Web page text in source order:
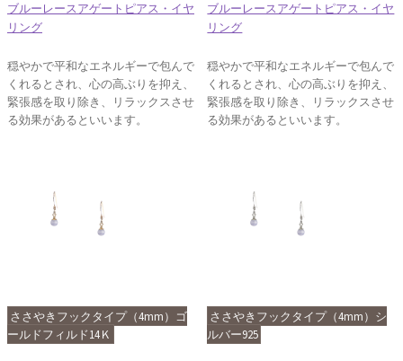
ブルーレースアゲートピアス・イヤ
リング
穏やかで平和なエネルギーで包んで
くれるとされ、心の高ぶりを抑え、
緊張感を取り除き、リラックスさせ
る効果があるといいます。
ブルーレースアゲートピアス・イヤ
リング
穏やかで平和なエネルギーで包んで
くれるとされ、心の高ぶりを抑え、
緊張感を取り除き、リラックスさせ
る効果があるといいます。
ささやきフックタイプ（4mm）ゴ
ールドフィルド14Ｋ
ささやきフックタイプ（4mm）シ
ルバー925